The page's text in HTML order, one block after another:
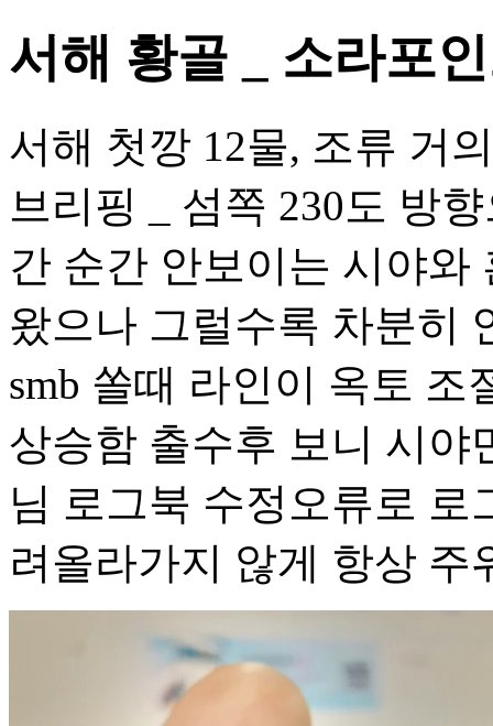
서해 황골 _ 소라포
서해 첫깡 12물, 조류 거
브리핑 _ 섬쪽 230도 방
간 순간 안보이는 시야와
왔으나 그럴수록 차분히
smb 쏠때 라인이 옥토 조
상승함 출수후 보니 시야
님 로그북 수정오류로 로
려올라가지 않게 항상 주